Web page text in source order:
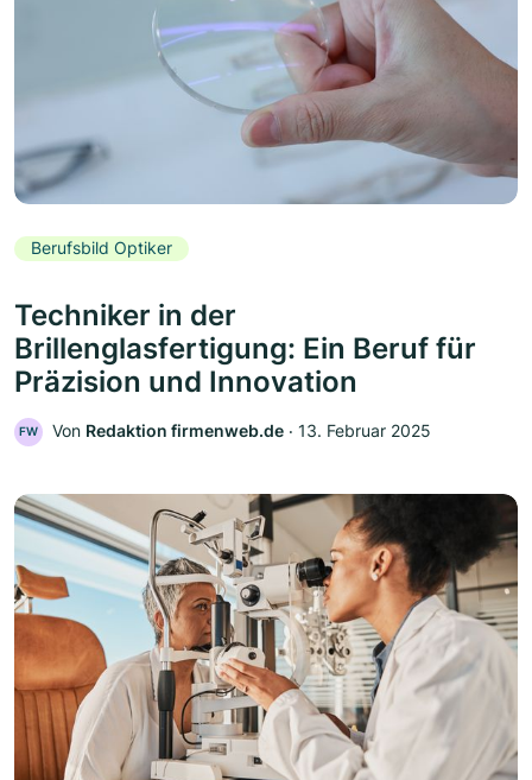
Berufsbild Optiker
Techniker in der
Brillenglasfertigung: Ein Beruf für
Präzision und Innovation
FW Von Redaktion firmenweb.de ‧ 13. Februar 2025